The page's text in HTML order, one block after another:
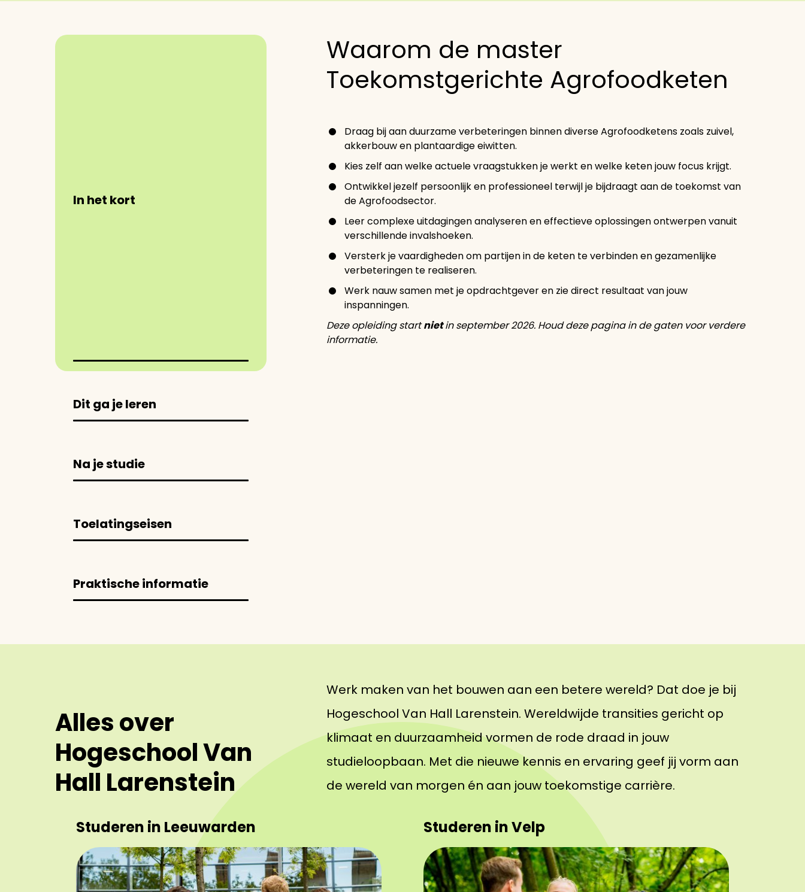
In het kort
Waarom de master
Toekomstgerichte Agrofoodketen
Draag bij aan duurzame verbeteringen binnen diverse Agrofoodketens zoals zuivel,
akkerbouw en plantaardige eiwitten.
Kies zelf aan welke actuele vraagstukken je werkt en welke keten jouw focus krijgt.
Ontwikkel jezelf persoonlijk en professioneel terwijl je bijdraagt aan de toekomst van
de Agrofoodsector.
Leer complexe uitdagingen analyseren en effectieve oplossingen ontwerpen vanuit
verschillende invalshoeken.
Versterk je vaardigheden om partijen in de keten te verbinden en gezamenlijke
verbeteringen te realiseren.
Werk nauw samen met je opdrachtgever en zie direct resultaat van jouw
inspanningen.
Deze opleiding start niet in september 2026. Houd deze pagina in de gaten voor verdere
informatie.
Dit ga je leren
Na je studie
Toelatingseisen
Praktische informatie
Alles over
Hogeschool Van
Hall Larenstein
Werk maken van het bouwen aan een betere wereld? Dat doe je bij
Hogeschool Van Hall Larenstein. Wereldwijde transities gericht op
klimaat en duurzaamheid vormen de rode draad in jouw
studieloopbaan. Met die nieuwe kennis en ervaring geef jij vorm aan
de wereld van morgen én aan jouw toekomstige carrière.
Studeren in Leeuwarden Studeren in Velp